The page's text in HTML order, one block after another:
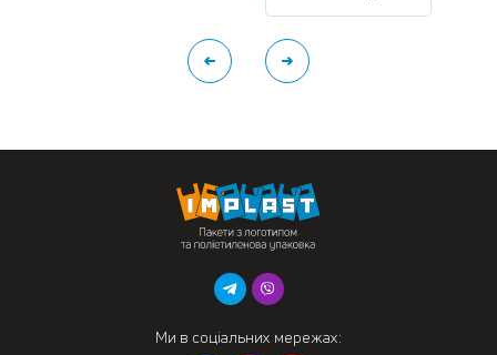
Ми в соціальних мережах: